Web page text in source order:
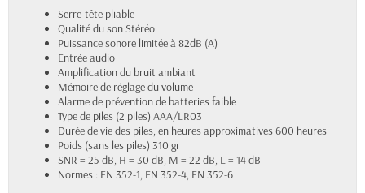
Serre-tête pliable
Qualité du son Stéréo
Puissance sonore limitée à 82dB (A)
Entrée audio
Amplification du bruit ambiant
Mémoire de réglage du volume
Alarme de prévention de batteries faible
Type de piles (2 piles) AAA/LR03
Durée de vie des piles, en heures approximatives 600 heures
Poids (sans les piles) 310 gr
SNR = 25 dB, H = 30 dB, M = 22 dB, L = 14 dB
Normes : EN 352-1, EN 352-4, EN 352-6